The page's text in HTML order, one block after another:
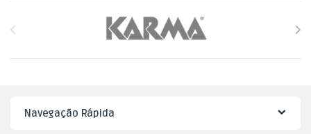
Brands Carousel
Navegação Rápida